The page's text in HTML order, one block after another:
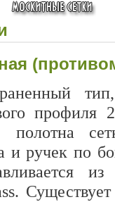
профиля
полотна
и ручек по
из